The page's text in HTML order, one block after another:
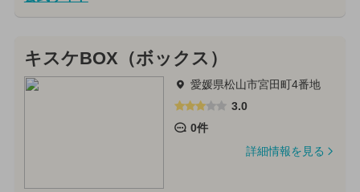
キスケBOX（ボックス）
愛媛県松山市宮田町4番地
3.0
0件
詳細情報を見る